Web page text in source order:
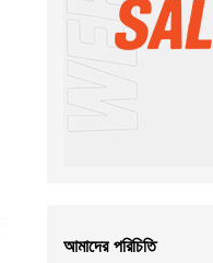
আমাদের পরিচিতি